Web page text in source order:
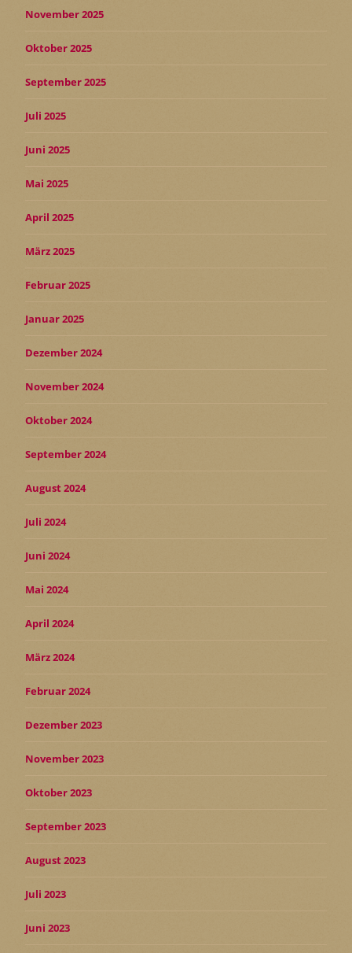
November 2025
Oktober 2025
September 2025
Juli 2025
Juni 2025
Mai 2025
April 2025
März 2025
Februar 2025
Januar 2025
Dezember 2024
November 2024
Oktober 2024
September 2024
August 2024
Juli 2024
Juni 2024
Mai 2024
April 2024
März 2024
Februar 2024
Dezember 2023
November 2023
Oktober 2023
September 2023
August 2023
Juli 2023
Juni 2023